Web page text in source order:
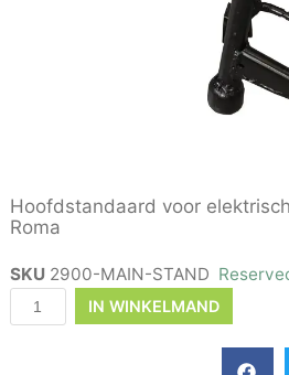
Hoofdstandaard voor
Roma
SKU 2900-MAIN-STAND
IN WINKELMAND